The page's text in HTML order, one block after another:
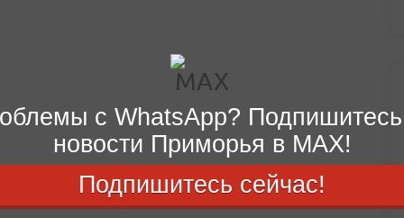
с WhatsApp?
новости Приморья в MAX!
Подпишитесь сейчас!